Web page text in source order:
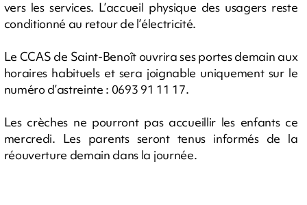
vers les services. L’accueil physique des usagers reste
conditionné au retour de l’électricité.
Le CCAS de Saint-Benoît ouvrira ses portes demain aux
horaires habituels et sera joignable uniquement sur le
numéro d’astreinte : 0693 91 11 17.
Les crèches ne pourront pas accueillir les enfants ce
mercredi. Les parents seront tenus informés de la
réouverture demain dans la journée.